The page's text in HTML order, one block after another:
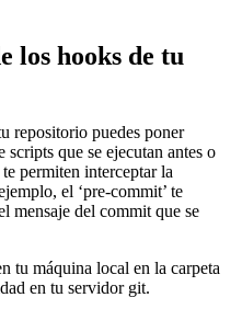
los hooks de tu
repositorio puedes poner
scripts que se ejecutan antes o
permiten interceptar la
el ‘pre-commit’ te
mensaje del commit que se
tu máquina local en la carpeta
en tu servidor git.